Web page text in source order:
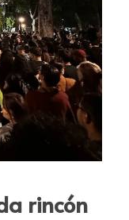
rincón